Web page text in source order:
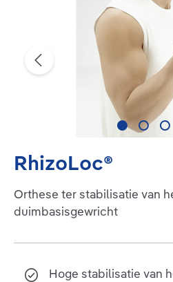
RhizoLoc®
Orthese ter stabilisatie van
duimbasisgewricht
Hoge stabilisatie van